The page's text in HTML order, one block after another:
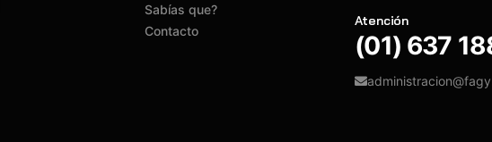
Sabías que?
Contacto
Atención
(01) 637